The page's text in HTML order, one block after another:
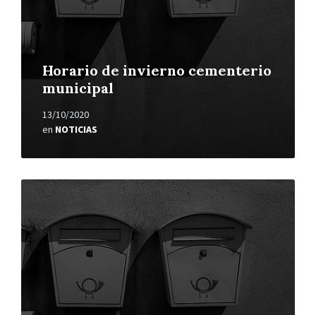
Horario de invierno cementerio
municipal
13/10/2020
en NOTICIAS
Leer